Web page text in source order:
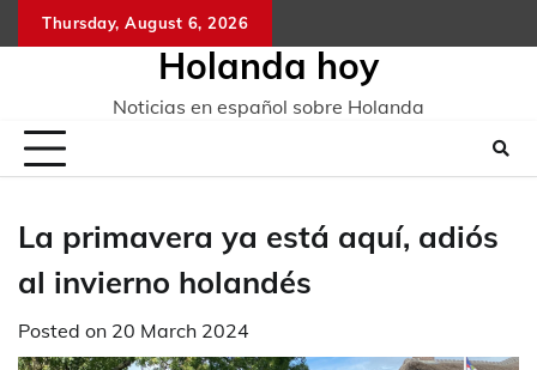
to
Thursday, August 6, 2026
Holanda hoy
Noticias en español sobre Holanda
La primavera ya está aquí, adiós
al invierno holandés
Posted on 20 March 2024